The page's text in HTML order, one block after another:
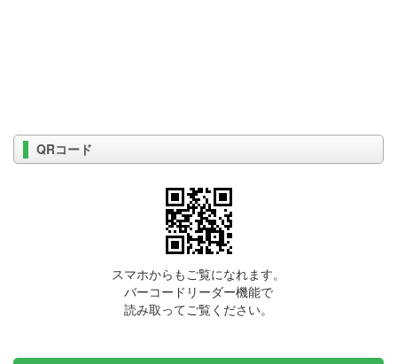
QRコード
スマホからもご覧になれます。
バーコードリーダー機能で
読み取ってご覧ください。